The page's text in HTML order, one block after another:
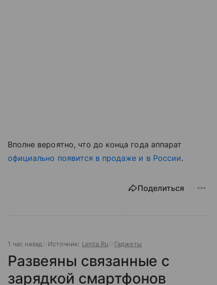
Вполне вероятно, что до конца года аппарат
официально появится в продаже и в России.
Поделиться
1 час назад Источник: Lenta.Ru Гаджеты
Развеяны связанные с
зарядкой смартфонов